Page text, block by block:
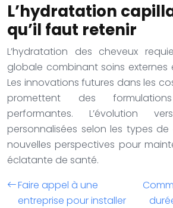
L’hydratation
qu’il faut retenir
L’hydratation des cheveux
globale combinant soins externes
Les innovations futures dans les
promettent des
performantes. L’évolution
personnalisées selon les types
nouvelles perspectives pour
éclatante de santé.
Faire appel à une
entreprise pour installer